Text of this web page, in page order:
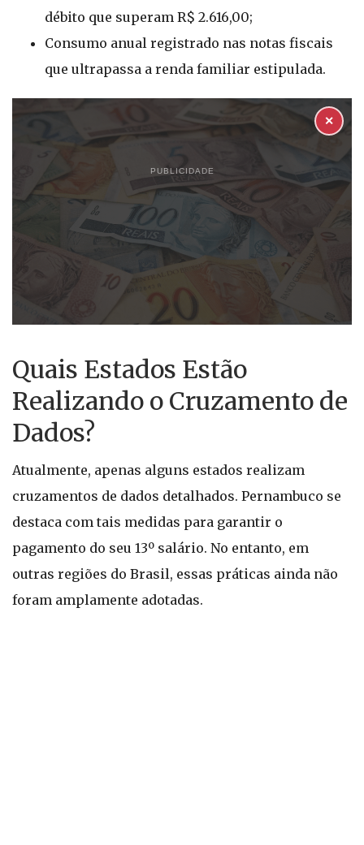
débito que superam R$ 2.616,00;
Consumo anual registrado nas notas fiscais
que ultrapassa a renda familiar estipulada.
PUBLICIDADE
✕
Quais Estados Estão
Realizando o Cruzamento de
Dados?
Atualmente, apenas alguns estados realizam
cruzamentos de dados detalhados. Pernambuco se
destaca com tais medidas para garantir o
pagamento do seu 13º salário. No entanto, em
outras regiões do Brasil, essas práticas ainda não
foram amplamente adotadas.